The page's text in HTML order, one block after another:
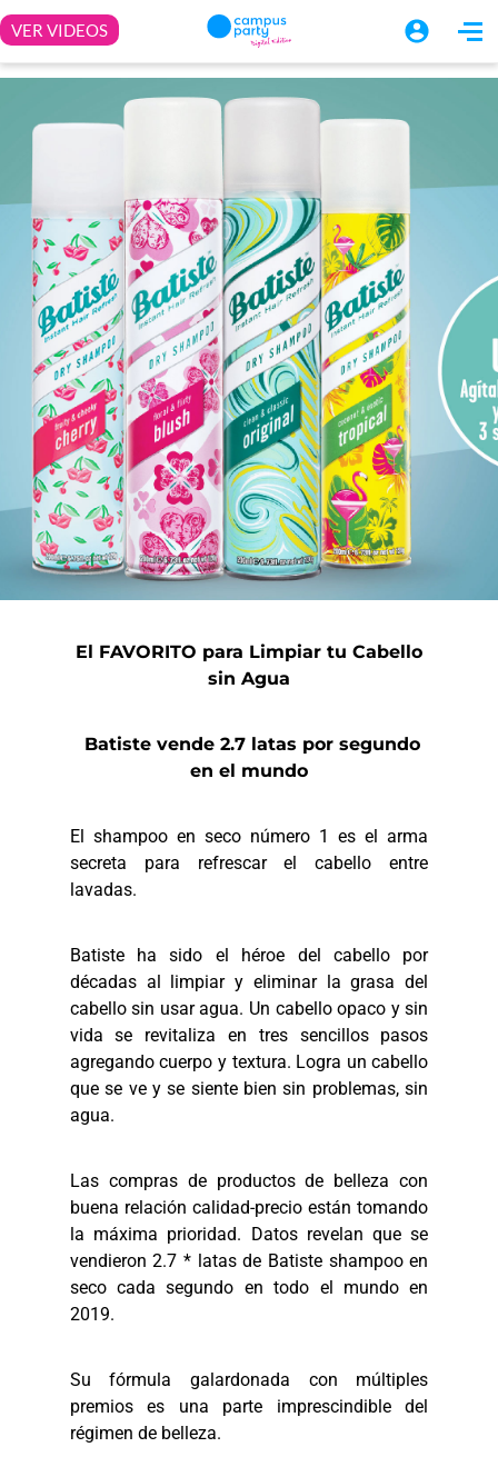
El FAVORITO para Limpiar tu Cabello
sin Agua
Batiste vende 2.7 latas por segundo
en el mundo
El shampoo en seco número 1 es el arma
secreta para refrescar el cabello entre
lavadas.
Batiste ha sido el héroe del cabello por
décadas al limpiar y eliminar la grasa del
cabello sin usar agua. Un cabello opaco y sin
vida se revitaliza en tres sencillos pasos
agregando cuerpo y textura. Logra un cabello
que se ve y se siente bien sin problemas, sin
agua.
Las compras de productos de belleza con
buena relación calidad-precio están tomando
la máxima prioridad. Datos revelan que se
vendieron 2.7 * latas de Batiste shampoo en
seco cada segundo en todo el mundo en
2019.
Su fórmula galardonada con múltiples
premios es una parte imprescindible del
régimen de belleza.